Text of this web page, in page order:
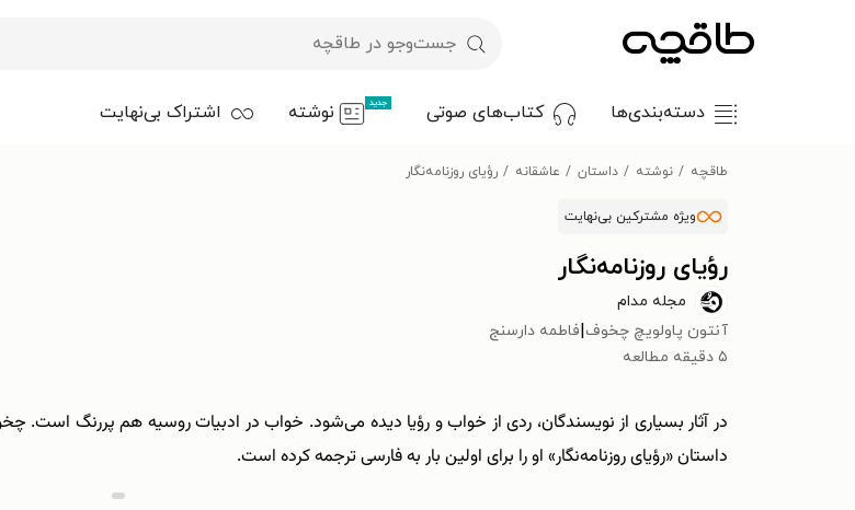
دسته‌بندی‌ها کتاب‌های صوتی جدید نوشته اشتراک بی‌نهایت
طاقچه نوشته داستان عاشقانه رؤیای روزنامه‌نگار
ویژه مشترکین بی‌نهایت
رؤیای روزنامه‌نگار
مجله مدام
آنتون پاولویچ چخوف فاطمه دارسنج
۵ دقیقه مطالعه
در آثار بسیاری از نویسندگان، ردی از خواب و رؤیا دیده می‌شود. خواب در ادبیات روسیه هم پررنگ
داستان «رؤیای روزنامه‌نگار» او را برای اولین ‌بار به فارسی ترجمه کرده است.